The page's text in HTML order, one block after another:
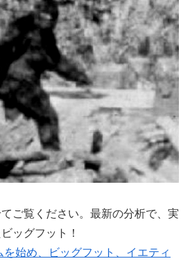
ご覧ください。最新の分析で、実
ッグフット！
始め、ビッグフット、イエティ